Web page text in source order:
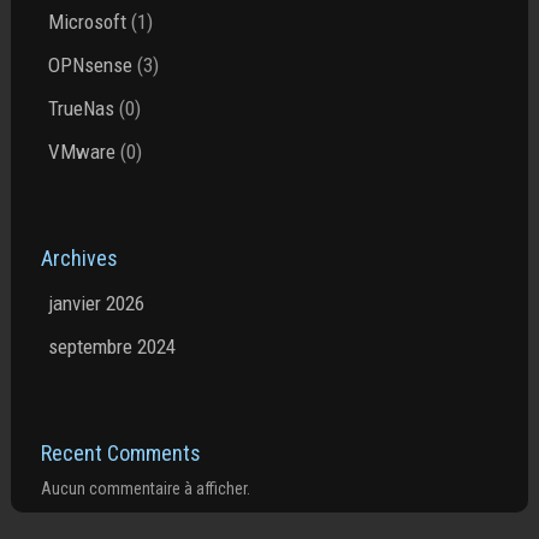
Microsoft(1)
OPNsense (3)
TrueNas (0)
VMware (0)
Archives
janvier 2026
septembre 2024
Recent Comments
Aucun commentaire à afficher.